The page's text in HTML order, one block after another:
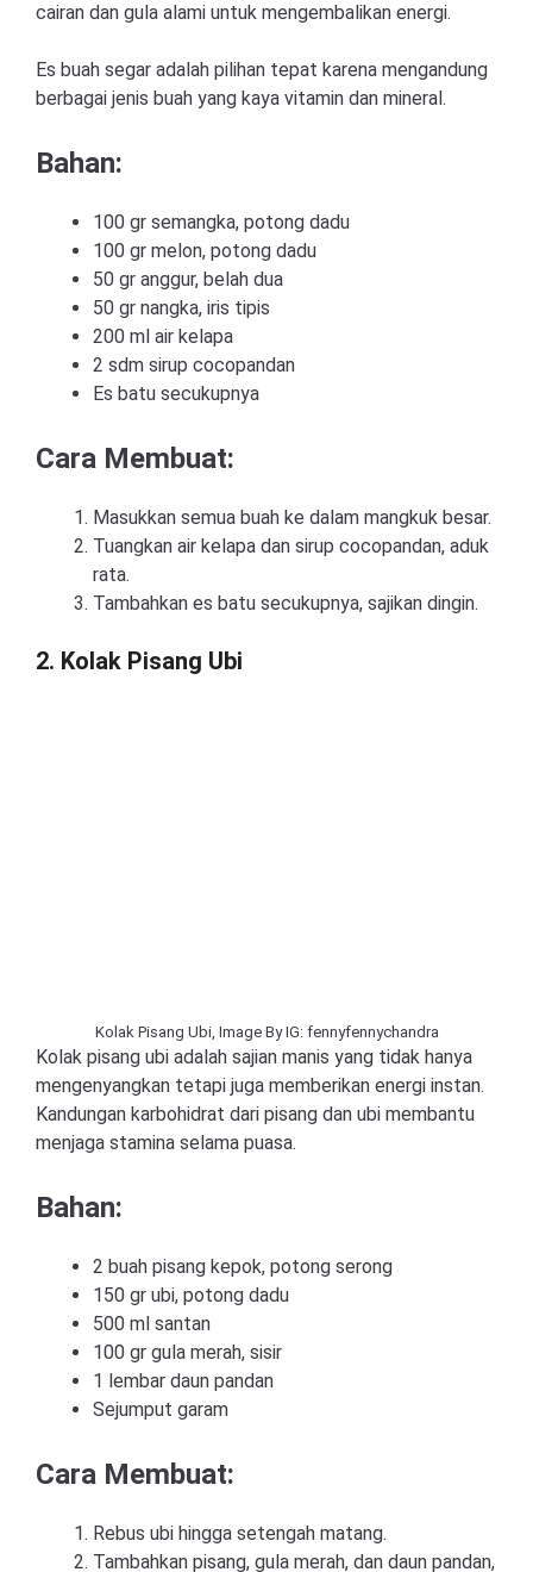
cairan dan gula alami untuk mengembalikan energi.
Es buah segar adalah pilihan tepat karena mengandung
berbagai jenis buah yang kaya vitamin dan mineral.
Bahan:
100 gr semangka, potong dadu
100 gr melon, potong dadu
50 gr anggur, belah dua
50 gr nangka, iris tipis
200 ml air kelapa
2 sdm sirup cocopandan
Es batu secukupnya
Cara Membuat:
Masukkan semua buah ke dalam mangkuk besar.
Tuangkan air kelapa dan sirup cocopandan, aduk
rata.
Tambahkan es batu secukupnya, sajikan dingin.
2. Kolak Pisang Ubi
Kolak Pisang Ubi, Image By IG: fennyfennychandra
Kolak pisang ubi adalah sajian manis yang tidak hanya
mengenyangkan tetapi juga memberikan energi instan.
Kandungan karbohidrat dari pisang dan ubi membantu
menjaga stamina selama puasa.
Bahan:
2 buah pisang kepok, potong serong
150 gr ubi, potong dadu
500 ml santan
100 gr gula merah, sisir
1 lembar daun pandan
Sejumput garam
Cara Membuat:
Rebus ubi hingga setengah matang.
Tambahkan pisang, gula merah, dan daun pandan,